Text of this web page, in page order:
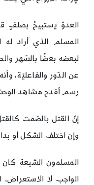
العدوّ يستبيحُ بصلفٍ
المسلم الذي أراد
لبعضه بعضًا بالسّهر
عن الدّور والفاعليّة،
رسم أفدح مشاهد
إنّ القتل بالصّمت
وإن اختلف الشكل أو
المسلمون الشيعة
الواجب لا